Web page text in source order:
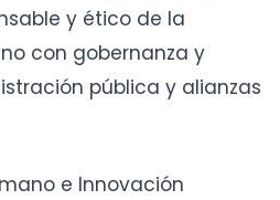
y ético de la
con gobernanza y
pública y alianzas
e Innovación